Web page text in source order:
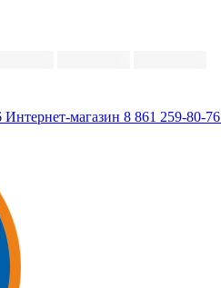
Интернет-магазин 8 861 259-80-76